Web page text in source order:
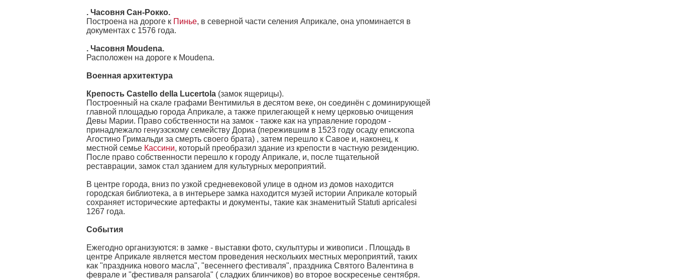
. Часовня Сан-Рокко.
Построена на дороге к Пинье, в северной части селения Априкале, она упоминается в
документах с 1576 года.
. Часовня Moudena.
Расположен на дороге к Moudena.
Военная архитектура
Крепость Castello della Lucertola (замок ящерицы).
Построенный на скале графами Вентимилья в десятом веке, он соединён с доминирующей
главной площадью города Априкале, а также прилегающей к нему церковью очищения
Девы Марии. Право собственности на замок - также как на управление городом -
принадлежало генуэзскому семейству Дориа (пережившим в 1523 году осаду епископа
Агостино Гримальди за смерть своего брата) , затем перешло к Савое и, наконец, к
местной семье Кассини, который преобразил здание из крепости в частную резиденцию.
После право собственности перешло к городу Априкале, и, после тщательной
реставрации, замок стал зданием для культурных мероприятий.
В центре города, вниз по узкой средневековой улице в одном из домов находится
городская библиотека, а в интерьере замка находится музей истории Априкале который
сохраняет исторические артефакты и документы, такие как знаменитый Statuti apricalesi
1267 года.
События
Ежегодно организуются: в замке - выставки фото, скульптуры и живописи . Площадь в
центре Априкале является местом проведения нескольких местных мероприятий, таких
как "праздника нового масла", "весеннего фестиваля", праздника Святого Валентина в
феврале и "фестиваля pansarola" ( сладких блинчиков) во второе воскресенье сентября.